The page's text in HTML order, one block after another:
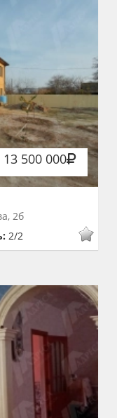
13 500 000
2б
2/2